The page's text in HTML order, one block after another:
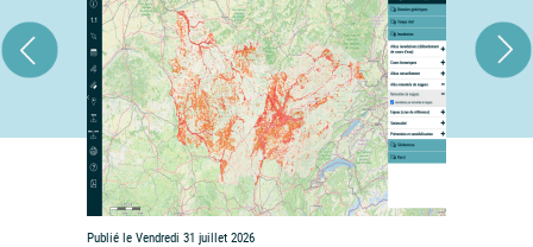
Publié le Vendredi 31 juillet 2026